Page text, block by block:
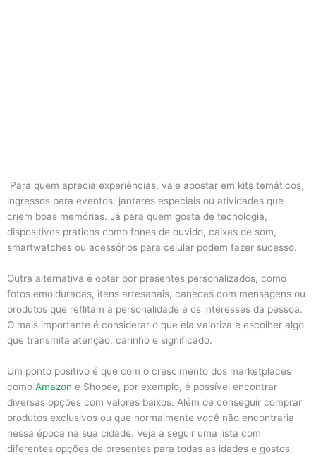
Para quem aprecia experiências, vale apostar em kits temáticos,
ingressos para eventos, jantares especiais ou atividades que
criem boas memórias. Já para quem gosta de tecnologia,
dispositivos práticos como fones de ouvido, caixas de som,
smartwatches ou acessórios para celular podem fazer sucesso.
Outra alternativa é optar por presentes personalizados, como
fotos emolduradas, itens artesanais, canecas com mensagens ou
produtos que reflitam a personalidade e os interesses da pessoa.
O mais importante é considerar o que ela valoriza e escolher algo
que transmita atenção, carinho e significado.
Um ponto positivo é que com o crescimento dos marketplaces
como Amazon e Shopee, por exemplo, é possível encontrar
diversas opções com valores baixos. Além de conseguir comprar
produtos exclusivos ou que normalmente você não encontraria
nessa época na sua cidade. Veja a seguir uma lista com
diferentes opções de presentes para todas as idades e gostos.